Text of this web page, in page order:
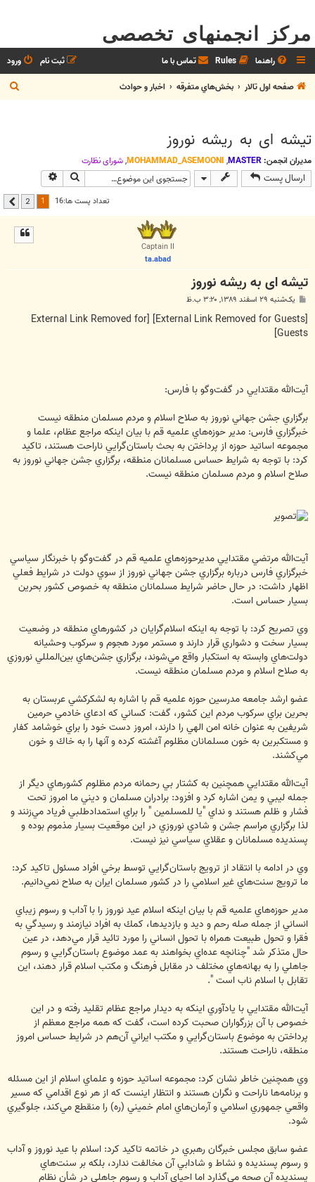
مرکز انجمنهای تخصصی
راهنما Rules تماس با ما ورود
ثبت نام
صفحه اول تالار
بخش‌‌هاي متفرقه اخبار و حوادث
ج
س
تیشه ای به ریشه نوروز
مدیران انجمن: MASTER
,
MOHAMMAD_ASEMOONI
,شوراي نظارت
ارسال پست جستجو
تعداد پست ها:16 2 بعدی
Captain II
ta.abad
تیشه ای به ریشه نوروز
پ
ت
یک‌شنبه ۲۹ اسفند ۱۳۸۹, ۳:۲۰ ب.ظ
[External Link Removed for
Guests]
آيت‌الله مقتدايي در گفت‌وگو با فارس:
برگزاري جشن جهاني نوروز به صلاح اسلام و مردم مسلمان منطقه نيست
خبرگزاري فارس: مدير حوزه‌هاي علميه قم با بيان اينكه مراجع عظام، علما و
مجموعه اساتيد حوزه از پرداختن به بحث باستان‌گرايي ناراحت هستند، تاكيد
كرد: با توجه به شرايط حساس مسلمانان منطقه، برگزاري جشن‌ جهاني نوروز به
صلاح اسلام و مردم مسلمان منطقه نيست.
آيت‌الله مرتضي مقتدايي مديرحوزه‌‌هاي علميه قم در گفت‌وگو با خبرنگار سياسي
خبرگزاري فارس درباره برگزاري جشن جهاني نوروز از سوي دولت در شرايط فعلي
اظهار داشت: در حال حاضر شرايط مسلمانان منطقه به خصوص كشور بحرين
بسيار حساس است.
وي تصريح كرد: با توجه به اينكه اسلام‌گرايان در كشورهاي منطقه در وضعيت
بسيار سخت و دشواري قرار دارند و مستمر مورد هجوم و سركوب وحشيانه
دولت‌هاي وابسته به استكبار واقع مي‌شوند، برگزاري جشن‌هاي بين‌المللي نوروزي
به صلاح اسلام و مردم مسلمان منطقه نيست.
عضو ارشد جامعه مدرسين حوزه علميه قم با اشاره به لشكركشي عربستان به
بحرين براي سركوب مردم اين كشور، گفت: كساني كه ادعاي خادمي حرمين
شريفين به عنوان خانه امن الهي را دارند، امروز دست خود را براي خوشامد كفار
و مستكبرين به خون مسلمانان مظلوم آغشته كرده‌ و آنها را به خاك و خون
مي‌كشند.
آيت‌الله مقتدايي همچنين به كشتار بي رحمانه مردم مظلوم كشورهاي ديگر از
جمله ليبي و يمن اشاره كرد و افزود: برادران مسلمان و ديني‌ ما امروز تحت
فشار و ظلم هستند و نداي "يا للمسلمين " را براي استمدادطلبي فرياد مي‌زنند و
لذا برگزاري مراسم جشن و شادي نوروزي در اين موقعيت بسيار مذموم بوده و
پسنديده مسلمانان و عقلاي سياسي نيز نيست.
وي در ادامه با انتقاد از ترويج باستان‌گرايي توسط برخي افراد مسئول تاكيد كرد:
ما ترويج سنت‌هاي غير اسلامي را در كشور مسلمان ايران به صلاح نمي‌دانيم.
مدير حوزه‌هاي علميه قم با بيان اينكه اسلام عيد نوروز را با آداب و رسوم زيباي
انساني از جمله صله رحم و ديد و بازديدها، كمك به افراد نيازمند و رسيدگي به
فقرا و تحول طبيعت همراه با تحول انساني را مورد تائيد قرار مي‌دهد، در عين
حال متذكر شد "چنانچه عده‌اي بخواهند به عمد موضوع باستان‌گرايي و رسوم
جاهلي را به بهانه‌هاي مختلف در مقابل فرهنگ و مكتب اسلام قرار دهند، اين
تقابل با اسلام ناب است ".
آيت‌الله مقتدايي با يادآوري اينكه به ديدار مراجع عظام تقليد رفته‌ و در اين
خصوص با آن بزرگواران صحبت كرده‌ است، گفت كه همه مراجع معظم از
پرداختن به موضوع باستان‌گرايي و مكتب ايراني آن‌هم در شرايط حساس امروز
منطقه، ناراحت هستند.
وي همچنين خاطر نشان كرد: مجموعه اساتيد حوزه و علماي اسلام از اين مسئله
و برنامه‌ها ناراحت و نگران هستند و انتظار اينست كه از هر نوع اقدامي كه مسير
واقعي جمهوري اسلامي و آرمان‌هاي امام خميني (ره) را منقطع مي‌كند، جلوگيري
شود.
عضو سابق مجلس خبرگان رهبري در خاتمه تاكيد كرد: اسلام با عيد نوروز و آداب
و رسوم پسنديده و نشاط و شادابي آن مخالفت ندارد، بلكه بر سنت‌هاي
پسنديده آن صحه مي‌گذارد اما احياي آداب و رسوم جاهلي در شأن نظام